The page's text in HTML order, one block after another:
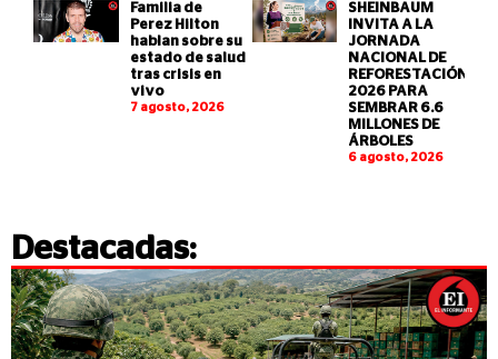
Familia de
Perez Hilton
hablan sobre su
estado de salud
tras crisis en
vivo
7 agosto, 2026
SHEINBAUM
INVITA A LA
JORNADA
NACIONAL DE
REFORESTACIÓN
2026 PARA
SEMBRAR 6.6
MILLONES DE
ÁRBOLES
6 agosto, 2026
Destacadas: